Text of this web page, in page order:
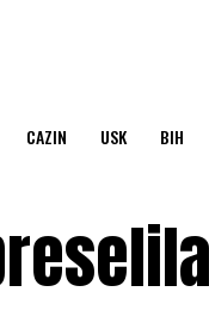
CAZIN USK BIH